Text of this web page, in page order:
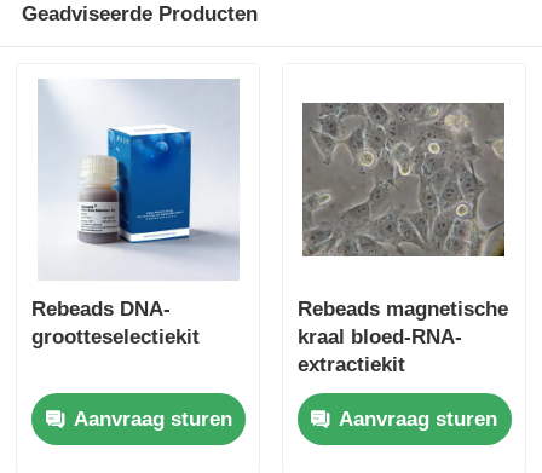
Geadviseerde Producten
Rebeads DNA-
grootteselectiekit
Aanvraag sturen
Rebeads magnetische
kraal bloed-RNA-
extractiekit
Aanvraag sturen